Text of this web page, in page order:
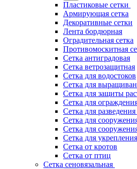
Пластиковые сетки
Армирующая сетка
Декоративные сетки
Лента бордюрная
Оградительная сетка
Противомоскитная
Сетка антиградовая
Сетка ветрозащитная
Сетка для водостоков
Сетка для
Сетка для защиты
Сетка для
Сетка для
Сетка для
Сетка для
Сетка для
Сетка от кротов
Сетка от птиц
Сетка сеновязальная